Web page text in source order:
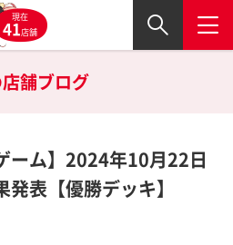
現在
41店舗
店舗ブログ
ーム】2024年10月22日
表【優勝デッキ】